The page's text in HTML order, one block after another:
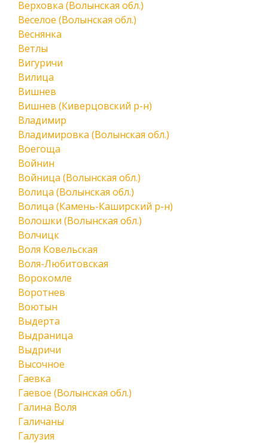
Верховка (Волынская обл.)
Веселое (Волынская обл.)
Веснянка
Ветлы
Вигуричи
Вилица
Вишнев
Вишнев (Киверцовский р-н)
Владимир
Владимировка (Волынская обл.)
Воегоща
Войнин
Войница (Волынская обл.)
Волица (Волынская обл.)
Волица (Камень-Каширский р-н)
Волошки (Волынская обл.)
Волчицк
Воля Ковельская
Воля-Любитовская
Ворокомле
Воротнев
Воютын
Выдерта
Выдраница
Выдричи
Высочное
Гаевка
Гаевое (Волынская обл.)
Галина Воля
Галичаны
Галузия